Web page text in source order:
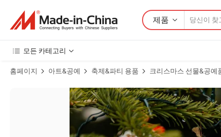
제품
모든 카테고리
홈페이지 아트&공예 축제&파티 용품 크리스마스 선물&공예
개인화된 크리스마스 장식품 2024, 양면 맞춤형 크리스마스 장식, 하